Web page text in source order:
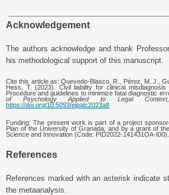
Acknowledgement
The authors acknowledge and thank
his methodological support of this manuscript.
Cite this article as: Quevedo-Blasco, R., Pérez, M. J.,
Hess, T. (2023). Civil liability for clinical misdiagnosis
Procedure and guidelines to minimize fatal diagnostic
of Psychology Applied to Legal
https://doi.org/10.5093/ejpalc2023a8
Funding: The present work is part of a project
Plan of the University of Granada, and by a grant of
Science and Innovation (Code: PID2022-141431OA-I00).
References
References marked with an asterisk indicate
the metaanalysis.